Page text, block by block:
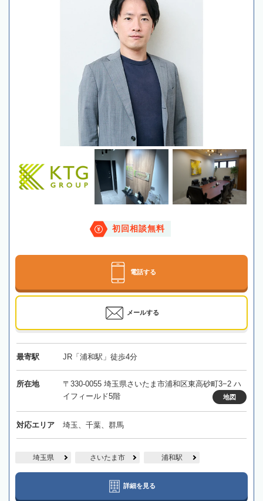
初回相談無料
電話する
メールする
最寄駅 JR「浦和駅」徒歩4分
所在地
〒330-0055 埼玉県さいたま市浦和区東高砂町3−2 ハ
イフィールド5階
地図
対応エリア 埼玉、千葉、群馬
埼玉県 さいたま市 浦和駅
詳細を見る